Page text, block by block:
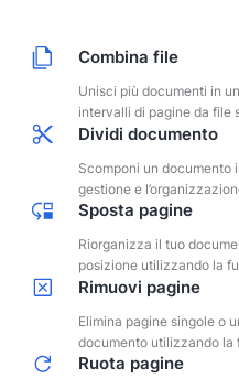
Combina file
Unisci più documenti in
intervalli di pagine da file
Dividi documento
Scomponi un documento
gestione e
Sposta pagine
Riorganizza il tuo
posizione utilizzando la
Rimuovi pagine
Elimina pagine singole o
documento utilizzando la
Ruota pagine